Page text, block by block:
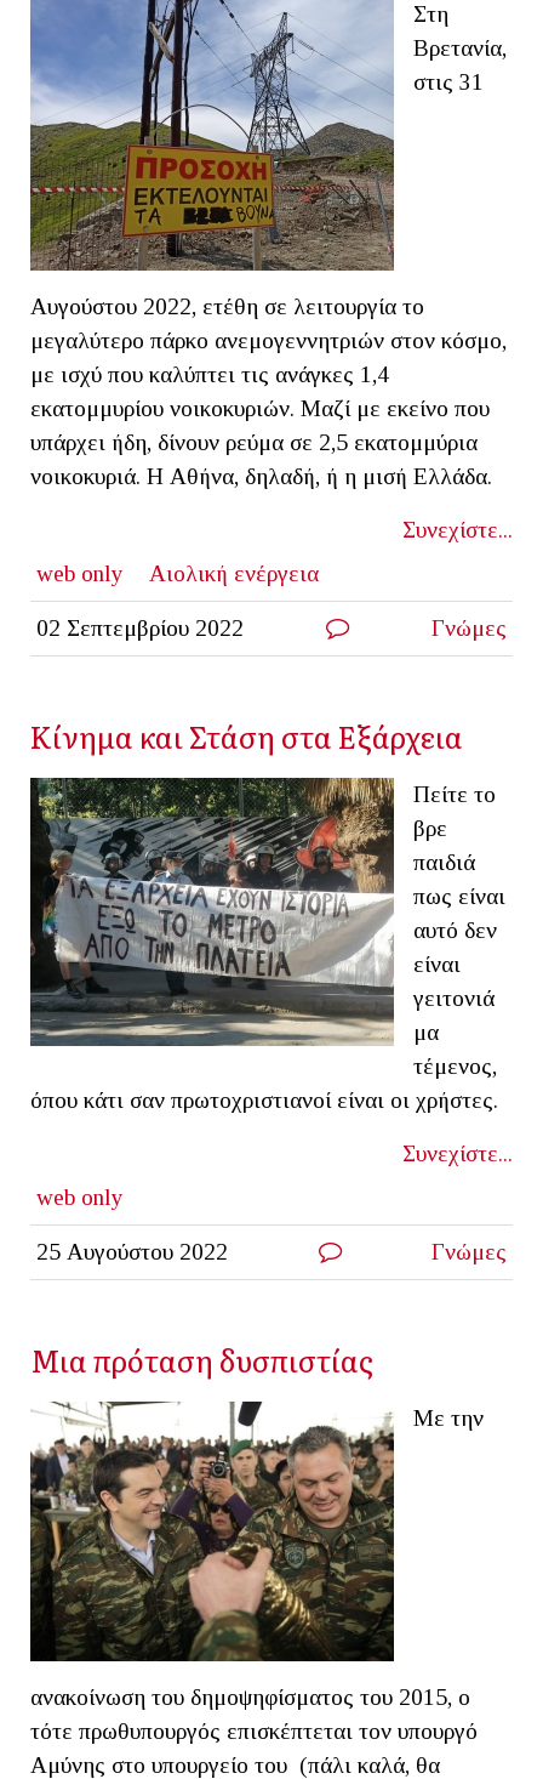
Στη
Βρετανία,
στις 31
Αυγούστου 2022, ετέθη σε λειτουργία το
μεγαλύτερο πάρκο ανεμογεννητριών στον κόσμο,
με ισχύ που καλύπτει τις ανάγκες 1,4
εκατομμυρίου νοικοκυριών. Μαζί με εκείνο που
υπάρχει ήδη, δίνουν ρεύμα σε 2,5 εκατομμύρια
νοικοκυριά. Η Αθήνα, δηλαδή, ή η μισή Ελλάδα.
Συνεχίστε...
web only
Αιολική ενέργεια
02 Σεπτεμβρίου 2022 Γνώμες
Κίνημα και Στάση στα Εξάρχεια
Πείτε το
βρε
παιδιά
πως είναι
αυτό δεν
είναι
γειτονιά
μα
τέμενος,
όπου κάτι σαν πρωτοχριστιανοί είναι οι χρήστες.
Συνεχίστε...
web only
25 Αυγούστου 2022 Γνώμες
Μια πρόταση δυσπιστίας
Με την
ανακοίνωση του δημοψηφίσματος του 2015, ο
τότε πρωθυπουργός επισκέπτεται τον υπουργό
Αμύνης στο υπουργείο του (πάλι καλά, θα